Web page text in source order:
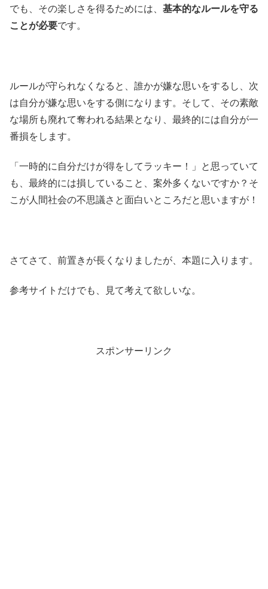
でも、その楽しさを得るためには、 基本的なルールを守る
ことが必要です。
ルールが守られなくなると、誰かが嫌な思いをするし、次
は自分が嫌な思いをする側になります。そして、その素敵
な場所も廃れて奪われる結果となり、最終的には自分が一
番損をします。
「一時的に自分だけが得をしてラッキー！」と思っていて
も、最終的には損していること、案外多くないですか？そ
こが人間社会の不思議さと面白いところだと思いますが！
さてさて、前置きが長くなりましたが、本題に入ります。
参考サイトだけでも、見て考えて欲しいな。
スポンサーリンク